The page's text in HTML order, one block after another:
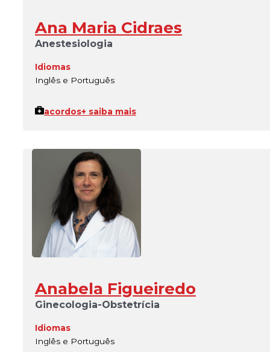
Ana Maria Cidraes
Anestesiologia
Idiomas
Inglês e Português
acordos+ saiba mais
Anabela Figueiredo
Ginecologia-Obstetrícia
Idiomas
Inglês e Português